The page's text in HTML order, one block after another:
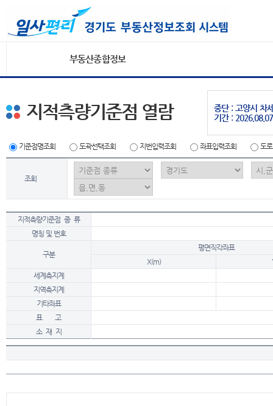
부동산종합정보
중단 : 고양시 차
기간 :
지적측량기준점 열람
기준점명조회 도곽선택조회 지번입력조회 좌표입력조회 도
조회
지적측량기준점 종 류
명칭 및 번호
구분
평면직각좌표
X(m)
세계측지계
지역측지계
기타좌표
표 고
소 재 지